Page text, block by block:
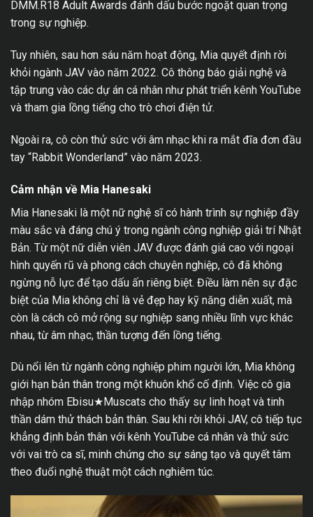
DMM.R18 Adult Awards đánh dấu bước ngoặt quan trọng
trong sự nghiệp.
Tuy nhiên, sau hơn sáu năm hoạt động, Mia quyết định rời
khỏi ngành JAV vào năm 2022. Cô thông báo giải nghệ và
tập trung vào các dự án cá nhân như phát triển kênh YouTube
và tham gia lồng tiếng cho trò chơi điện tử.
Ngoài ra, cô còn thử sức với âm nhạc khi ra mắt đĩa đơn đầu
tay “Rabbit Wonderland” vào năm 2023.
Cảm nhận về Mia Hanesaki
Mia Hanesaki là một nữ nghệ sĩ có hành trình sự nghiệp đầy
màu sắc và đáng chú ý trong ngành công nghiệp giải trí Nhật
Bản. Từ một nữ diễn viên JAV được đánh giá cao với ngoại
hình quyến rũ và phong cách chuyên nghiệp, cô đã không
ngừng nỗ lực để tạo dấu ấn riêng biệt. Điều làm nên sự đặc
biệt của Mia không chỉ là vẻ đẹp hay kỹ năng diễn xuất, mà
còn là cách cô mở rộng sự nghiệp sang nhiều lĩnh vực khác
nhau, từ âm nhạc, thần tượng đến lồng tiếng.
Dù nổi lên từ ngành công nghiệp phim người lớn, Mia không
giới hạn bản thân trong một khuôn khổ cố định. Việc cô gia
nhập nhóm Ebisu★Muscats cho thấy sự linh hoạt và tinh
thần dám thử thách bản thân. Sau khi rời khỏi JAV, cô tiếp tục
khẳng định bản thân với kênh YouTube cá nhân và thử sức
với vai trò ca sĩ, minh chứng cho sự sáng tạo và quyết tâm
theo đuổi nghệ thuật một cách nghiêm túc.